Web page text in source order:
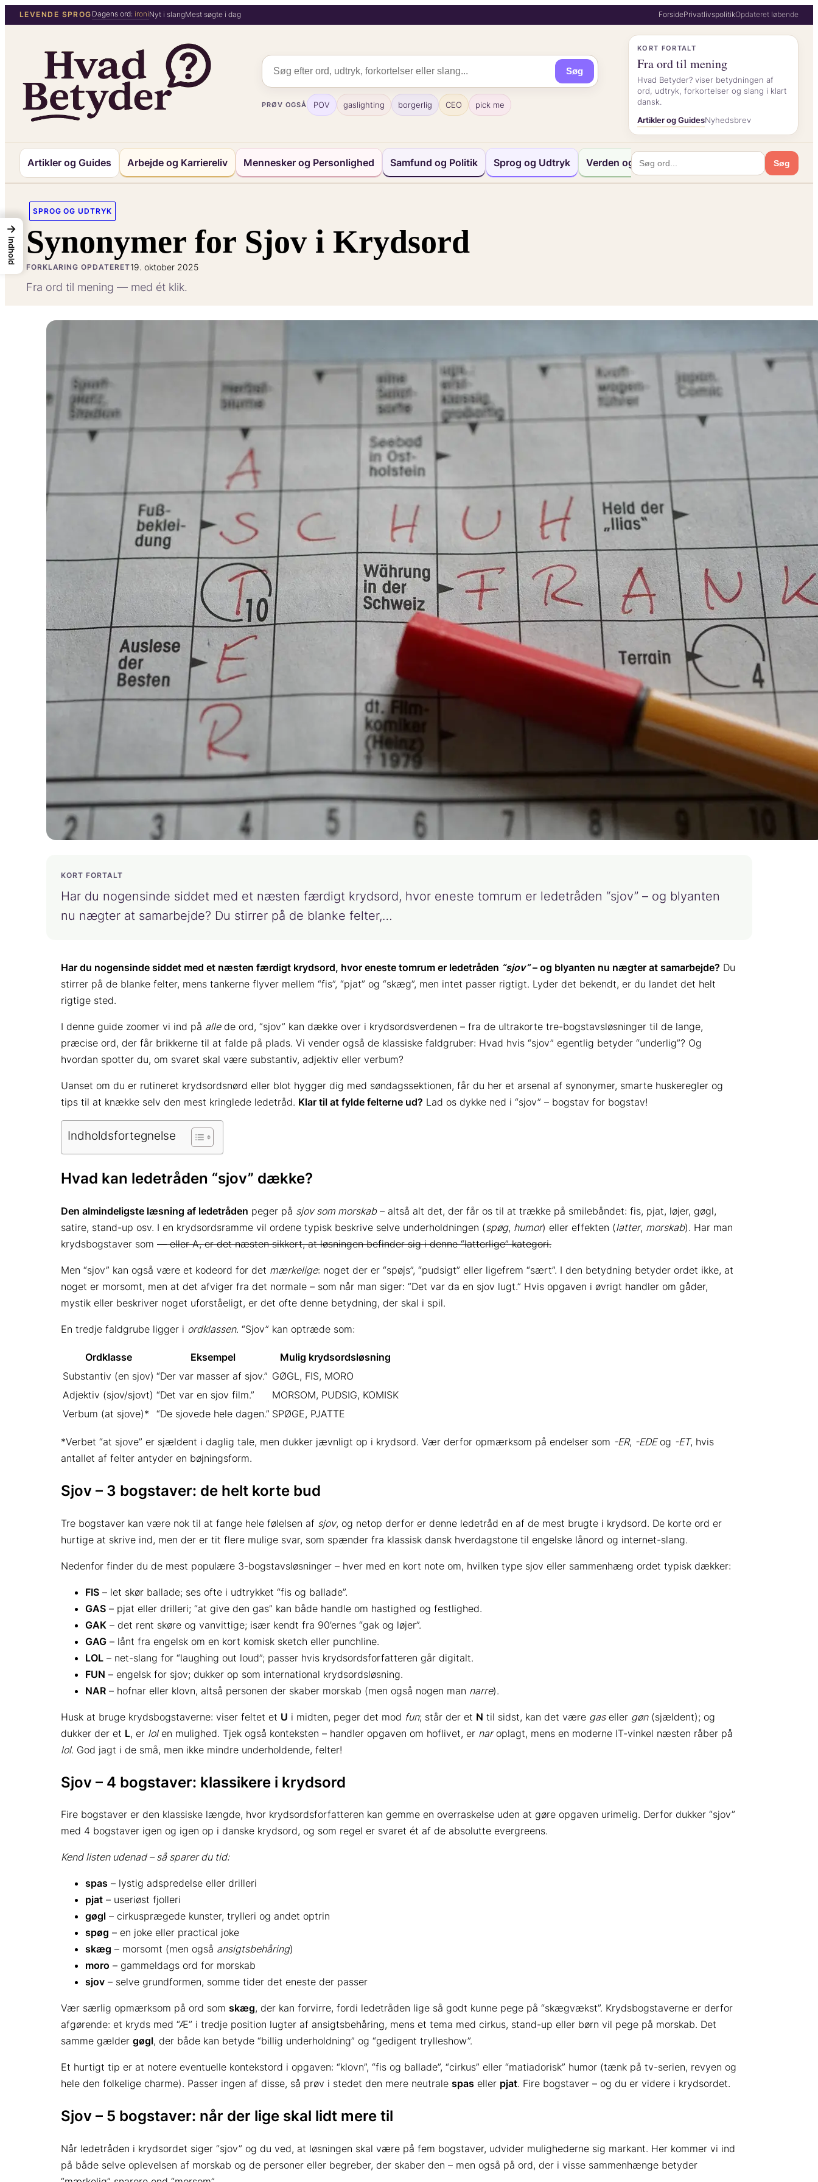
Spring
til
LEVENDE SPROG Dagens ord: ironiNyt i slangMest søgte i dag ForsidePrivatlivspolitikOpdateret løbende
Søg
PRØV OGSÅ POV gaslighting borgerlig CEO pick me
KORT FORTALT
Fra ord til mening
Hvad Betyder? viser betydningen af
ord, udtryk, forkortelser og slang i klart
dansk.
Artikler og GuidesNyhedsbrev
Artikler og Guides Arbejde og Karriereliv Mennesker og Personlighed Samfund og Politik Sprog og Udtryk Verden og Kultur Søg
SPROG OG UDTRYK
Synonymer for Sjov i Krydsord
FORKLARING OPDATERET19. oktober 2025
Fra ord til mening — med ét klik.
KORT FORTALT
Har du nogensinde siddet med et næsten færdigt krydsord, hvor eneste tomrum er ledetråden “sjov” – og blyanten
nu nægter at samarbejde? Du stirrer på de blanke felter,…
Har du nogensinde siddet med et næsten færdigt krydsord, hvor eneste tomrum er ledetråden “sjov”– og blyanten nu nægter at samarbejde? Du
stirrer på de blanke felter, mens tankerne flyver mellem “fis”, “pjat” og “skæg”, men intet passer rigtigt. Lyder det bekendt, er du landet det helt
rigtige sted.
I denne guide zoomer vi ind på allede ord, “sjov” kan dække over i krydsordsverdenen – fra de ultrakorte tre-bogstavsløsninger til de lange,
præcise ord, der får brikkerne til at falde på plads. Vi vender også de klassiske faldgruber: Hvad hvis “sjov” egentlig betyder “underlig”? Og
hvordan spotter du, om svaret skal være substantiv, adjektiv eller verbum?
Uanset om du er rutineret krydsordsnørd eller blot hygger dig med søndagssektionen, får du her et arsenal af synonymer, smarte huskeregler og
tips til at knække selv den mest kringlede ledetråd. Klar til at fylde felterne ud? Lad os dykke ned i “sjov” – bogstav for bogstav!
Indholdsfortegnelse
Hvad kan ledetråden “sjov” dække?
Den almindeligste læsning af ledetråden peger på sjov som morskab– altså alt det, der får os til at trække på smilebåndet: fis, pjat, løjer, gøgl,
satire, stand-up osv. I en krydsordsramme vil ordene typisk beskrive selve underholdningen (spøg, humor) eller effekten (latter, morskab). Har man
krydsbogstaver som —ellerA, er det næsten sikkert, at løsningen befinder sig i denne “latterlige” kategori.
Men “sjov” kan også være et kodeord for det mærkelige: noget der er “spøjs”, “pudsigt” eller ligefrem “sært”. I den betydning betyder ordet ikke, at
noget er morsomt, men at det afviger fra det normale – som når man siger: “Det var da en sjov lugt.” Hvis opgaven i øvrigt handler om gåder,
mystik eller beskriver noget uforståeligt, er det ofte denne betydning, der skal i spil.
En tredje faldgrube ligger i ordklassen. “Sjov” kan optræde som:
Ordklasse Eksempel
Mulig krydsordsløsning
Substantiv (en sjov) “Der var masser af sjov.” GØGL, FIS, MORO
Adjektiv (sjov/sjovt) “Det var en sjov film.”
MORSOM, PUDSIG, KOMISK
Verbum (at sjove)*
“De sjovede hele dagen.” SPØGE, PJATTE
*Verbet “at sjove” er sjældent i daglig tale, men dukker jævnligt op i krydsord. Vær derfor opmærksom på endelser som -ER, -EDEog -ET, hvis
antallet af felter antyder en bøjningsform.
Sjov – 3 bogstaver: de helt korte bud
Tre bogstaver kan være nok til at fange hele følelsen af sjov, og netop derfor er denne ledetråd en af de mest brugte i krydsord. De korte ord er
hurtige at skrive ind, men der er tit flere mulige svar, som spænder fra klassisk dansk hverdagstone til engelske lånord og internet-slang.
Nedenfor finder du de mest populære 3-bogstavsløsninger – hver med en kort note om, hvilken type sjov eller sammenhæng ordet typisk dækker:
FIS – let skør ballade; ses ofte i udtrykket “fis og ballade”.
GAS – pjat eller drilleri; “at give den gas” kan både handle om hastighed og festlighed.
GAK – det rent skøre og vanvittige; især kendt fra 90’ernes “gak og løjer”.
GAG – lånt fra engelsk om en kort komisk sketch eller punchline.
LOL – net-slang for “laughing out loud”; passer hvis krydsords­forfatteren går digitalt.
FUN – engelsk for sjov; dukker op som international krydsordsløsning.
NAR – hofnar eller klovn, altså personen der skaber morskab (men også nogen man narre).
Husk at bruge krydsbogstaverne: viser feltet et U i midten, peger det mod fun; står der et N til sidst, kan det være gaseller gøn(sjældent); og
dukker der et L, er lolen mulighed. Tjek også konteksten – handler opgaven om hoflivet, er naroplagt, mens en moderne IT-vinkel næsten råber på
lol. God jagt i de små, men ikke mindre underholdende, felter!
Sjov – 4 bogstaver: klassikere i krydsord
Fire bogstaver er den klassiske længde, hvor krydsords­forfatteren kan gemme en overraskelse uden at gøre opgaven urimelig. Derfor dukker “sjov”
med 4 bogstaver igen og igen op i danske krydsord, og som regel er svaret ét af de absolutte evergreens.
Kend listen udenad – så sparer du tid:
spas – lystig adspredelse eller drilleri
pjat – useriøst fjolleri
gøgl – cirkusprægede kunster, trylleri og andet optrin
spøg – en joke eller practical joke
skæg – morsomt (men også ansigtsbehåring)
moro – gammeldags ord for morskab
sjov – selve grundformen, somme tider det eneste der passer
Vær særlig opmærksom på ord som skæg, der kan forvirre, fordi ledetråden lige så godt kunne pege på “skægvækst”. Krydsbogstaverne er derfor
afgørende: et kryds med “Æ” i tredje position lugter af ansigtsbehåring, mens et tema med cirkus, stand-up eller børn vil pege på morskab. Det
samme gælder gøgl, der både kan betyde “billig underholdning” og “gedigent trylleshow”.
Et hurtigt tip er at notere eventuelle kontekst­ord i opgaven: “klovn”, “fis og ballade”, “cirkus” eller “matiadorisk” humor (tænk på tv-serien, revyen og
hele den folkelige charme). Passer ingen af disse, så prøv i stedet den mere neutrale spas eller pjat. Fire bogstaver – og du er videre i krydsordet.
Sjov – 5 bogstaver: når der lige skal lidt mere til
Når ledetråden i krydsordet siger “sjov” og du ved, at løsningen skal være på fem bogstaver, udvider mulighederne sig markant. Her kommer vi ind
på både selve oplevelsen af morskab og de personer eller begreber, der skaber den – men også på ord, der i visse sammenhænge betyder
→
Indhold